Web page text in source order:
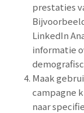
prestaties
LinkedIn
informatie
Maak
campagne
naar